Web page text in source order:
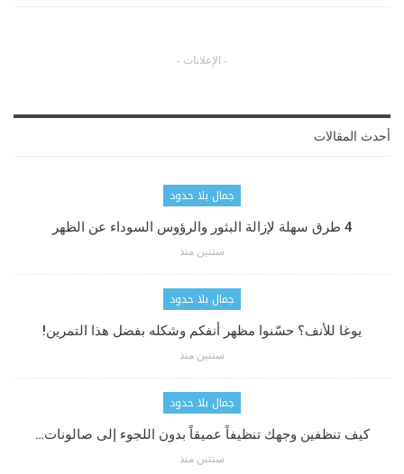
- الإعلانات -
أحدث المقالات
جمال بلا حدود
4 طرق سهلة لإزالة البثور والرؤوس السوداء عن الظهر
سنتين منذ
جمال بلا حدود
يوغا للأنف؟ حسّنوا مظهر أنفكم وشكله بفضل هذا التمرين!
سنتين منذ
جمال بلا حدود
كيف تنظفين وجهك تنظيفاً عميقاً بدون اللجوء إلى صالونات…
سنتين منذ